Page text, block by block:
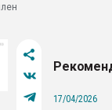
17/04/2026